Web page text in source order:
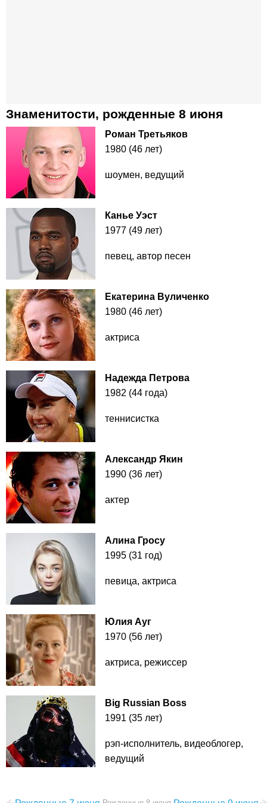
Знаменитости, рожденные 8 июня
Роман Третьяков
1980 (46 лет)
шоумен, ведущий
Канье Уэст
1977 (49 лет)
певец, автор песен
Екатерина Вуличенко
1980 (46 лет)
актриса
Надежда Петрова
1982 (44 года)
теннисистка
Александр Якин
1990 (36 лет)
актер
Алина Гросу
1995 (31 год)
певица, актриса
Юлия Ауг
1970 (56 лет)
актриса, режиссер
Big Russian Boss
1991 (35 лет)
рэп-исполнитель, видеоблогер,
ведущий